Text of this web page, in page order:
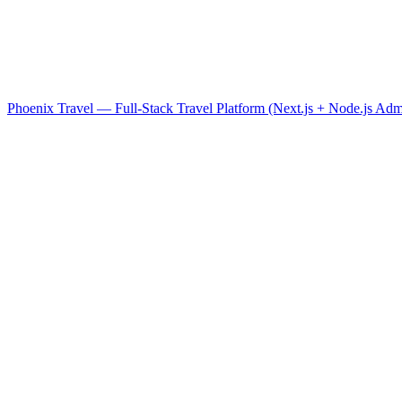
Phoenix Travel — Full-Stack Travel Platform (Next.js + Node.js